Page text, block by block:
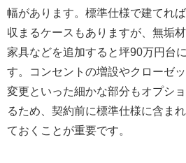
幅があります。標準仕様で建てれ
収まるケースもありますが、無垢
家具などを追加すると坪90万円台
す。コンセントの増設やクローゼ
変更といった細かな部分もオプシ
るため、契約前に標準仕様に含ま
ておくことが重要です。